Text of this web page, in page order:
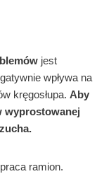
jest
wpływa na
kręgosłupa. Aby
wyprostowanej
ramion.